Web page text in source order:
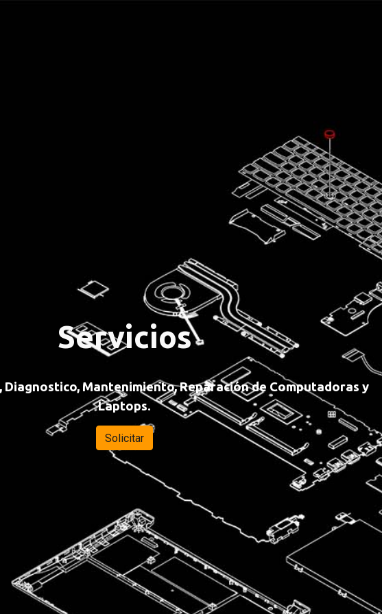
Servicios
Diagnostico, Mantenimiento, Reparación de Computadoras y
Laptops.
Solicitar